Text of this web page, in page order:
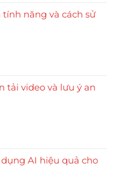
năng và cách sử
tải video và lưu ý an
AI hiệu quả cho